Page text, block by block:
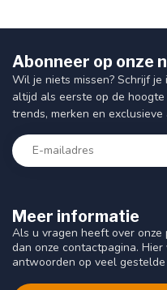
Meer informatie
Als u vragen heeft over
dan onze contactpagina.
antwoorden op veel gestelde
Abonneer op onze
Wil je niets missen? Schrijf
altijd als eerste op de
trends, merken en exclusieve